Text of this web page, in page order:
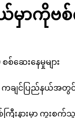
ာကိုဗစ်
စ်ဆေးနေမှုများ
ချင်ပြည်နယ်အ
ကြီးနားမှာ ကူး